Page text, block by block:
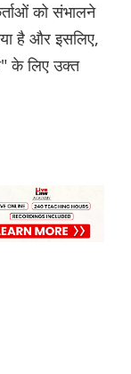
को संभालने
है और इसलिए,
के लिए उक्त